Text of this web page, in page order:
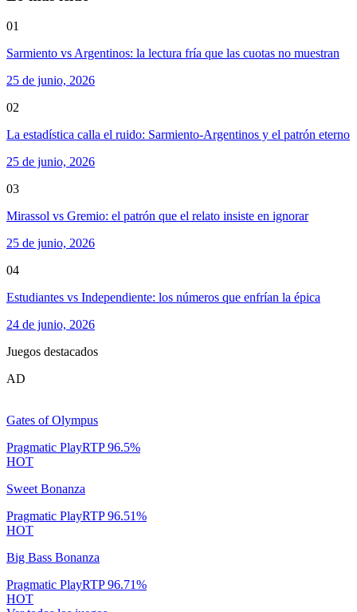
01
Sarmiento vs Argentinos: la lectura fría que las cuotas no muestran
25 de junio, 2026
02
La estadística calla el ruido: Sarmiento-Argentinos y el patrón eterno
25 de junio, 2026
03
Mirassol vs Gremio: el patrón que el relato insiste en ignorar
25 de junio, 2026
04
Estudiantes vs Independiente: los números que enfrían la épica
24 de junio, 2026
Juegos destacados
AD
Gates of Olympus
Pragmatic PlayRTP96.5%
HOT
Sweet Bonanza
Pragmatic PlayRTP96.51%
HOT
Big Bass Bonanza
Pragmatic PlayRTP96.71%
HOT